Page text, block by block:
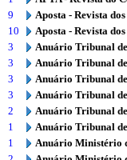
9
Aposta - Revista
10
Aposta - Revista
3
Anuário Tribunal
3
Anuário Tribunal
3
Anuário Tribunal
3
Anuário Tribunal
2
Anuário Tribunal
1
Anuário Tribunal
1
Anuário Ministério